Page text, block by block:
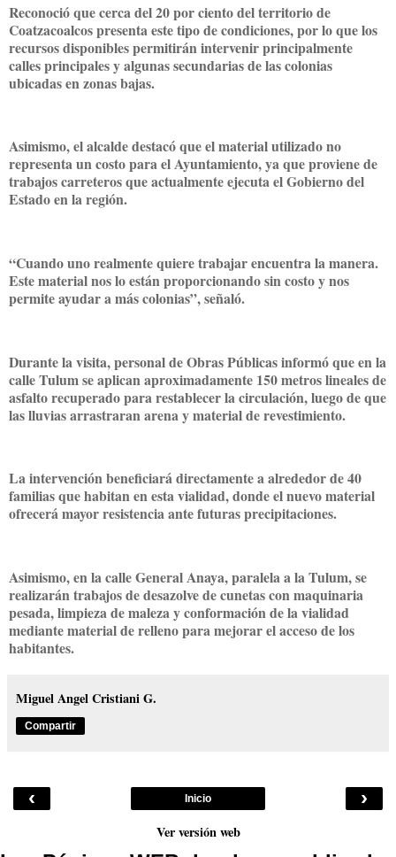
Reconoció que cerca del 20 por ciento del territorio de
Coatzacoalcos presenta este tipo de condiciones, por lo que los
recursos disponibles permitirán intervenir principalmente
calles principales y algunas secundarias de las colonias
ubicadas en zonas bajas.
Asimismo, el alcalde destacó que el material utilizado no
representa un costo para el Ayuntamiento, ya que proviene de
trabajos carreteros que actualmente ejecuta el Gobierno del
Estado en la región.
“Cuando uno realmente quiere trabajar encuentra la manera.
Este material nos lo están proporcionando sin costo y nos
permite ayudar a más colonias”, señaló.
Durante la visita, personal de Obras Públicas informó que en la
calle Tulum se aplican aproximadamente 150 metros lineales de
asfalto recuperado para restablecer la circulación, luego de que
las lluvias arrastraran arena y material de revestimiento.
La intervención beneficiará directamente a alrededor de 40
familias que habitan en esta vialidad, donde el nuevo material
ofrecerá mayor resistencia ante futuras precipitaciones.
Asimismo, en la calle General Anaya, paralela a la Tulum, se
realizarán trabajos de desazolve de cunetas con maquinaria
pesada, limpieza de maleza y conformación de la vialidad
mediante material de relleno para mejorar el acceso de los
habitantes.
Miguel Angel Cristiani G.
Compartir
‹ ›
Inicio
Ver versión web